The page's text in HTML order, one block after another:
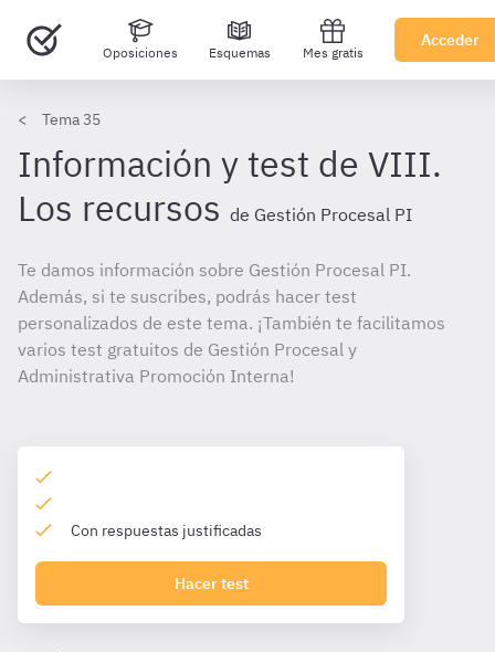
Oposiciones Esquemas Mes gratis
Acceder
Tema 35
Información y test de VIII.
Los recursos de Gestión Procesal PI
Te damos información sobre Gestión Procesal PI.
Además, si te suscribes, podrás hacer test
personalizados de este tema. ¡También te facilitamos
varios test gratuitos de Gestión Procesal y
Administrativa Promoción Interna!
Con respuestas justificadas
Hacer test